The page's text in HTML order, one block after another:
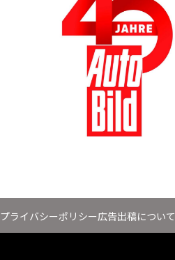
プライバシーポリシー広告出稿について